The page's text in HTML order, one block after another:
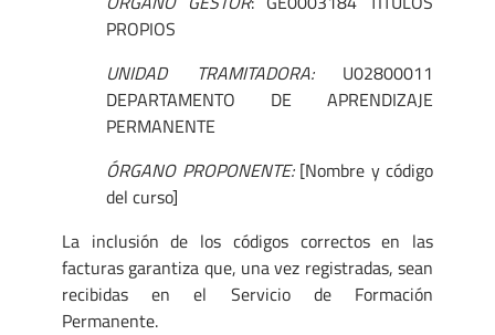
PROPIOS
UNIDAD
TRAMITADORA: U02800011
DEPARTAMENTO DE APRENDIZAJE
PERMANENTE
ÓRGANO PROPONENTE:[Nombre y código
del curso]
La inclusión de los códigos correctos en las
facturas garantiza que, una vez registradas, sean
recibidas en el Servicio de Formación
Permanente.